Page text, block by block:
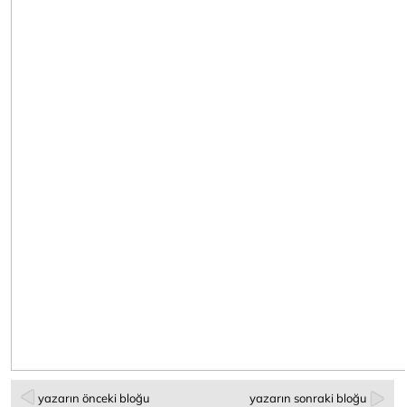
yazarın önceki bloğu yazarın sonraki bloğu